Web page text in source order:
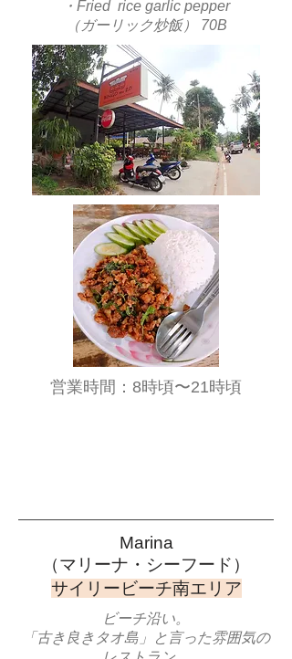
・Fried rice garlic pepper
（ガーリック炒飯） 70B
​営業時間：8時頃〜21時頃
Marina
​（マリーナ・シーフード）
​サイリービーチ南エリア
ビーチ沿い。
「古き良きタオ島」と言った雰囲気の